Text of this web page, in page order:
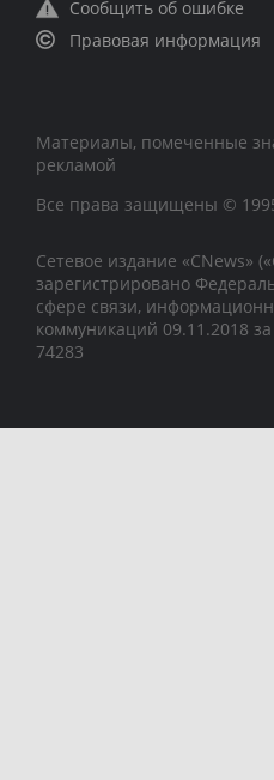
Сообщить об ошибке
Правовая информация
Материалы, помеченные
рекламой
Все права защищены ©
Сетевое издание «CNews»
зарегистрировано
сфере связи,
коммуникаций 09.11.2018
74283